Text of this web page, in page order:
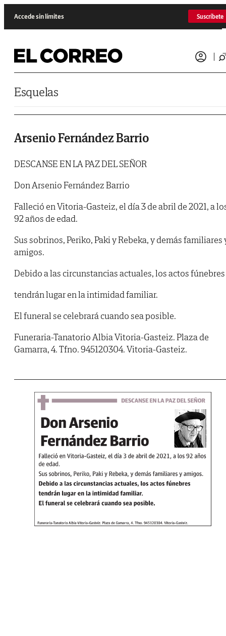
Accede sin límites Suscríbete
Esquelas
Arsenio Fernández Barrio
DESCANSE EN LA PAZ DEL SEÑOR
Don Arsenio Fernández Barrio
Falleció en Vitoria-Gasteiz, el día 3 de abril de 2021, a
92 años de edad.
Sus sobrinos, Periko, Paki y Rebeka, y demás familiares
amigos.
Debido a las circunstancias actuales, los actos fúnebres
tendrán lugar en la intimidad familiar.
El funeral se celebrará cuando sea posible.
Funeraria-Tanatorio Albia Vitoria-Gasteiz. Plaza de
Gamarra, 4. Tfno. 945120304. Vitoria-Gasteiz.